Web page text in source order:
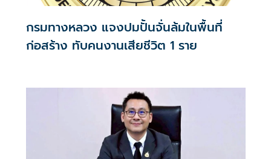
กรมทางหลวง แจงปมปั้นจั่นล้มในพื้นที่
ก่อสร้าง ทับคนงานเสียชีวิต 1 ราย